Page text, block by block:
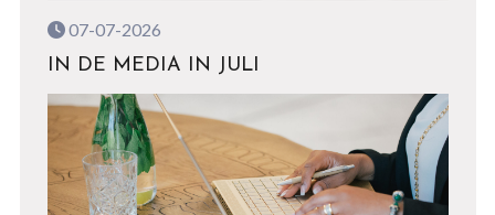
07-07-2026
IN DE MEDIA IN JULI